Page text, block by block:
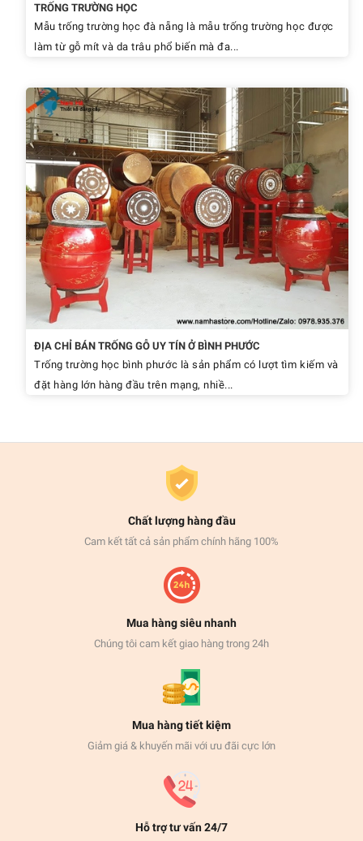
TRỐNG TRƯỜNG HỌC
Mẫu trống trường học đà nẵng là mẫu trống trường học được
làm từ gỗ mít và da trâu phổ biến mà đa...
ĐỊA CHỈ BÁN TRỐNG GỖ UY TÍN Ở BÌNH PHƯỚC
Trống trường học bình phước là sản phẩm có lượt tìm kiếm và
đặt hàng lớn hàng đầu trên mạng, nhiề...
Chất lượng hàng đầu
Cam kết tất cả sản phẩm chính hãng 100%
Mua hàng siêu nhanh
Chúng tôi cam kết giao hàng trong 24h
Mua hàng tiết kiệm
Giảm giá & khuyến mãi với ưu đãi cực lớn
Hỗ trợ tư vấn 24/7